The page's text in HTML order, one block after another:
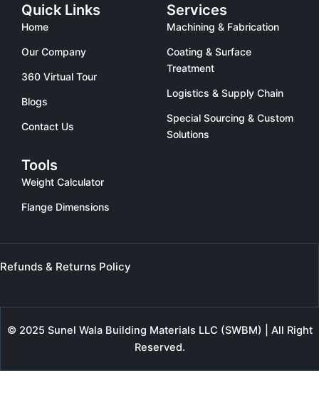
Quick Links
Home
Our Company
360 Virtual Tour
Blogs
Contact Us
Services
Machining & Fabrication
Coating & Surface
Treatment
Logistics & Supply Chain
Special Sourcing & Custom
Solutions
Tools
Weight Calculator
Flange Dimensions
Refunds & Returns Policy
© 2025 Sunel Wala Building Materials LLC (SWBM) | All Right
Reserved.